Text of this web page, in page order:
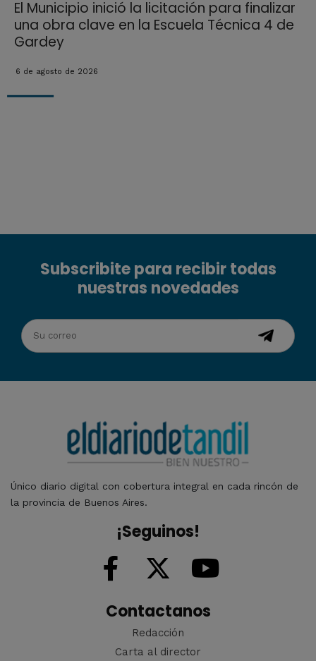
El Municipio inició la licitación para finalizar
una obra clave en la Escuela Técnica 4 de
Gardey
6 de agosto de 2026
Subscribite para recibir todas
nuestras novedades
Único diario digital con cobertura integral en cada rincón de
la provincia de Buenos Aires.
¡Seguinos!
Contactanos
Redacción
Carta al director